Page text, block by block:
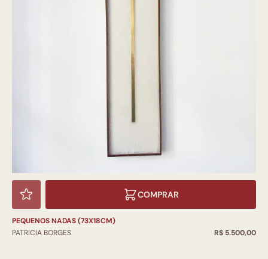
COMPRAR
PEQUENOS NADAS (73X18CM)
PATRICIA BORGES
R$ 5.500,00